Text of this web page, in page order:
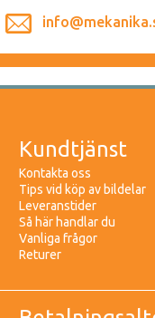
Kundtjänst
Kontakta oss
Tips vid köp av bildelar
Leveranstider
Så här handlar du
Vanliga frågor
Returer